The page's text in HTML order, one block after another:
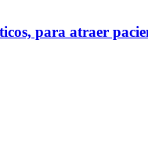
para atraer